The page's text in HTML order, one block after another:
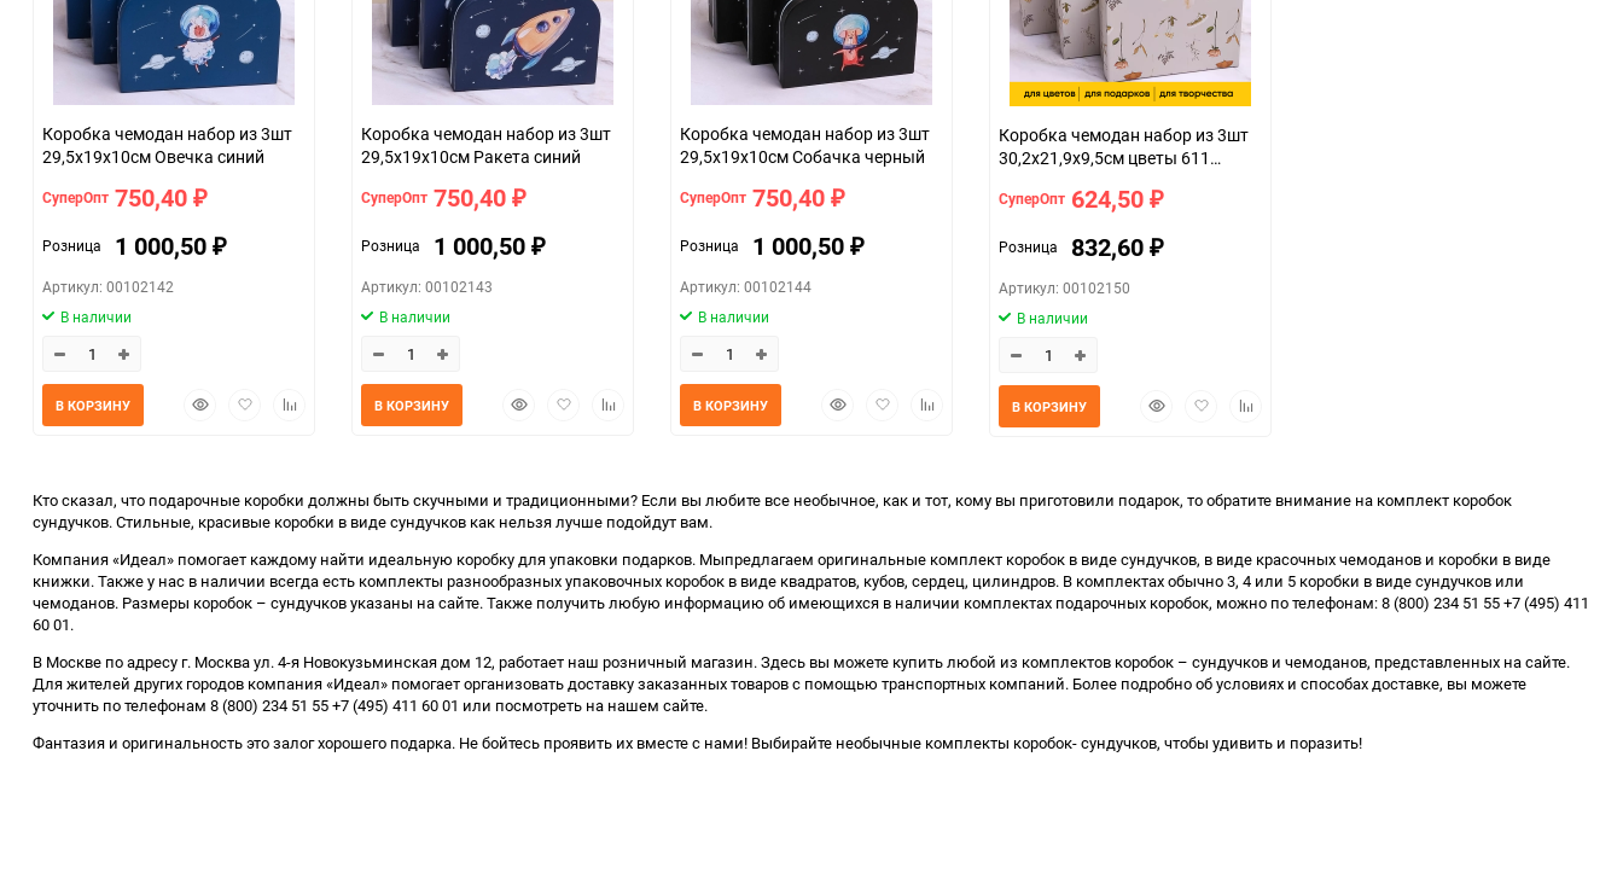
Коробка чемодан набор из 3шт
29,5x19x10см Овечка синий
СуперОпт 750,40 ₽
Розница 1 000,50 ₽
Артикул: 00102142
В наличии
БыстрыйДобавитьДобавить
В КОРЗИНУ
Коробка чемодан набор из 3шт
29,5x19x10см Ракета синий
СуперОпт 750,40 ₽
Розница 1 000,50 ₽
Артикул: 00102143
В наличии
БыстрыйДобавитьДобавить
В КОРЗИНУ
Коробка чемодан набор из 3шт
29,5x19x10см Собачка черный
СуперОпт 750,40 ₽
Розница 1 000,50 ₽
Артикул: 00102144
В наличии
БыстрыйДобавитьДобавить
В КОРЗИНУ
Коробка чемодан набор из 3шт
30,2x21,9x9,5см цветы 611
СуперОпт 624,50 ₽
Розница 832,60 ₽
Артикул: 00102150
В наличии
БыстрыйДобавитьДобавить
В КОРЗИНУ
Кто сказал, что подарочные коробки должны быть скучными и традиционными? Если вы любите все необычное, как и тот, кому вы приготовили подарок, то обратите внимание на комплект коробок
сундучков. Стильные, красивые коробки в виде сундучков как нельзя лучше подойдут вам.
Компания «Идеал» помогает каждому найти идеальную коробку для упаковки подарков. Мыпредлагаем оригинальные комплект коробок в виде сундучков, в виде красочных чемоданов и коробки в виде
книжки. Также у нас в наличии всегда есть комплекты разнообразных упаковочных коробок в виде квадратов, кубов, сердец, цилиндров. В комплектах обычно 3, 4 или 5 коробки в виде сундучков или
чемоданов. Размеры коробок – сундучков указаны на сайте. Также получить любую информацию об имеющихся в наличии комплектах подарочных коробок, можно по телефонам: 8 (800) 234 51 55 +7 (495) 411
60 01.
В Москве по адресу г. Москва ул. 4-я Новокузьминская дом 12, работает наш розничный магазин. Здесь вы можете купить любой из комплектов коробок – сундучков и чемоданов, представленных на сайте.
Для жителей других городов компания «Идеал» помогает организовать доставку заказанных товаров с помощью транспортных компаний. Более подробно об условиях и способах доставке, вы можете
уточнить по телефонам 8 (800) 234 51 55 +7 (495) 411 60 01 или посмотреть на нашем сайте.
Фантазия и оригинальность это залог хорошего подарка. Не бойтесь проявить их вместе с нами! Выбирайте необычные комплекты коробок- сундучков, чтобы удивить и поразить!